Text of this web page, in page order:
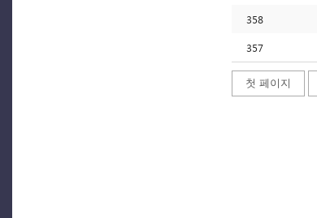
358
357
첫 페이지